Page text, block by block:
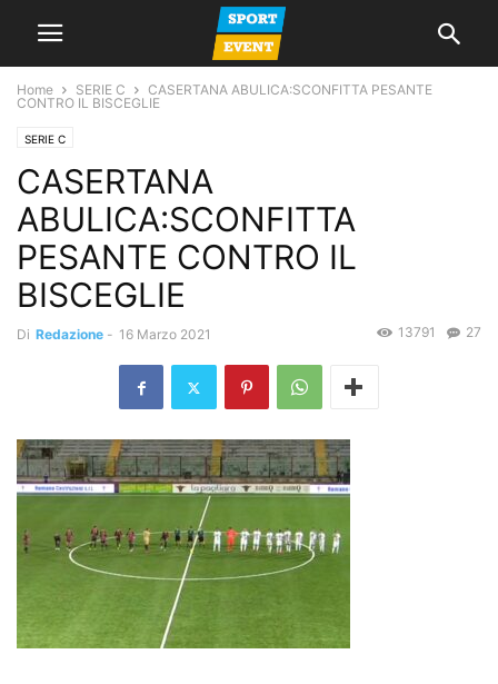
Home SERIE C
CASERTANA ABULICA:SCONFITTA PESANTE
CONTRO IL BISCEGLIE
SERIE C
CASERTANA
ABULICA:SCONFITTA
PESANTE CONTRO IL
BISCEGLIE
Di Redazione - 16 Marzo 2021 27
13791